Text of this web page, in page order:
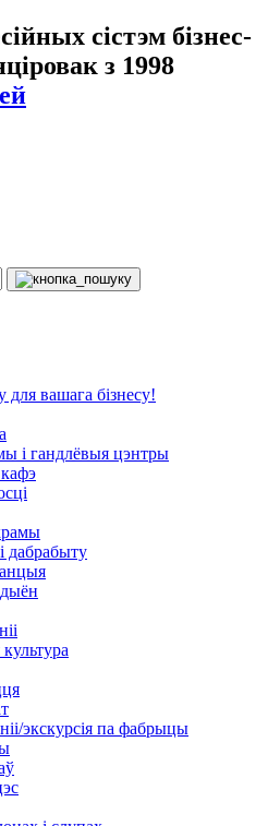
сістэм бізнес-
з 1998
для вашага бізнесу!
і гандлёвыя цэнтры
дабрабыту
экскурсія па фабрыцы